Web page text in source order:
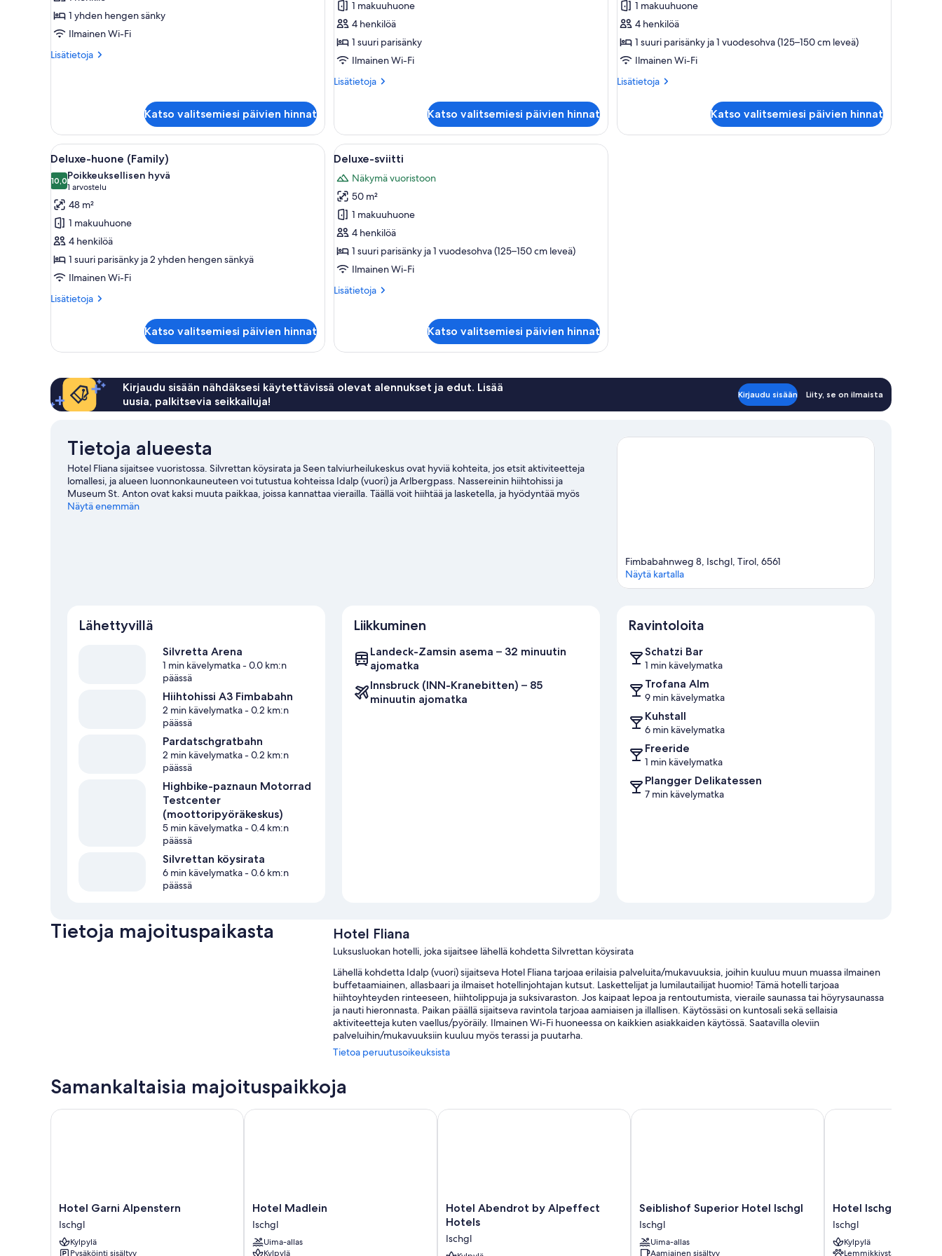
deluxe-
huone
1 yhden hengen sänky
Ilmainen Wi-Fi
Lisätietoja
Lisätietoja
Katso valitsemiesi päivien hinnat
classic-
huone
kuvat
1 makuuhuone
4 henkilöä
1 suuri parisänky
Ilmainen Wi-Fi
Lisätietoja
Lisätietoja
classic-
huone
Katso valitsemiesi päivien hinnat
deluxe-
huone
kuvat
1 makuuhuone
4 henkilöä
1 suuri parisänky ja 1 vuodesohva (125–150 cm leveä)
Ilmainen Wi-Fi
Lisätietoja
Lisätietoja
deluxe-
Katso valitsemiesi päivien hinnat
Avaa
kaikki
huonetyypin
Deluxe-
huone
(Family)
kuvat
Moderni makuuhuone, jossa on sänky, televisio, puinen lipasto ja työpöytä.
8
Deluxe-huone (Family)
10,010,0 kautta 10
Poikkeuksellisen hyvä
1 arvostelu
(1
arvostelu)
48 m²
1 makuuhuone
4 henkilöä
1 suuri parisänky ja 2 yhden hengen sänkyä
Ilmainen Wi-Fi
Lisätietoja
Lisätietoja
(Family)
Katso valitsemiesi päivien hinnat
Avaa
kaikki
huonetyypin
Deluxe-
sviitti
kuvat
Moderni hotellihuone, jossa on suuri sänky, työpöytä, televisio ja ikkuna, jossa on verhot.
16
Deluxe-sviitti
Näkymä vuoristoon
50 m²
1 makuuhuone
4 henkilöä
1 suuri parisänky ja 1 vuodesohva (125–150 cm leveä)
Ilmainen Wi-Fi
Lisätietoja
Lisätietoja
Katso valitsemiesi päivien hinnat
Kirjaudu sisään nähdäksesi käytettävissä olevat alennukset ja edut. Lisää
uusia, palkitsevia seikkailuja!
Kirjaudu sisään Liity, se on ilmaista
Tietoja alueesta
Hotel Fliana sijaitsee vuoristossa. Silvrettan köysirata ja Seen talviurheilukeskus ovat hyviä kohteita, jos etsit aktiviteetteja
lomallesi, ja alueen luonnonkauneuteen voi tutustua kohteissa Idalp (vuori) ja Arlbergpass. Nassereinin hiihtohissi ja
Museum St. Anton ovat kaksi muuta paikkaa, joissa kannattaa vierailla. Täällä voit hiihtää ja lasketella, ja hyödyntää myös
lumikenkäily- ja pulkkailumahdollisuuden.
Näytä enemmän
Fimbabahnweg 8, Ischgl, Tirol, 6561
Näytä kartalla
Lähettyvillä
Silvretta Arena
1 min kävelymatka- 0.0 km:n
päässä
Hiihtohissi A3 Fimbabahn
2 min kävelymatka- 0.2 km:n
päässä
Pardatschgratbahn
2 min kävelymatka- 0.2 km:n
päässä
Highbike-paznaun Motorrad
Testcenter
(moottoripyöräkeskus)
5 min kävelymatka- 0.4 km:n
päässä
Silvrettan köysirata
6 min kävelymatka- 0.6 km:n
päässä
Liikkuminen
Landeck-Zamsin asema – 32 minuutin
ajomatka
Innsbruck (INN-Kranebitten) – 85
minuutin ajomatka
Ravintoloita
Schatzi Bar
1 min kävelymatka
Trofana Alm
9 min kävelymatka
Kuhstall
6 min kävelymatka
Freeride
1 min kävelymatka
Plangger Delikatessen
7 min kävelymatka
Tietoja majoituspaikasta Hotel Fliana
Luksusluokan hotelli, joka sijaitsee lähellä kohdetta Silvrettan köysirata
Lähellä kohdetta Idalp (vuori) sijaitseva Hotel Fliana tarjoaa erilaisia palveluita/mukavuuksia, joihin kuuluu muun muassa ilmainen
buffetaamiainen, allasbaari ja ilmaiset hotellinjohtajan kutsut. Laskettelijat ja lumilautailijat huomio! Tämä hotelli tarjoaa
hiihtoyhteyden rinteeseen, hiihtolippuja ja suksivaraston. Jos kaipaat lepoa ja rentoutumista, vieraile saunassa tai höyrysaunassa
ja nauti hieronnasta. Paikan päällä sijaitseva ravintola tarjoaa aamiaisen ja illallisen. Käytössäsi on kuntosali sekä sellaisia
aktiviteetteja kuten vaellus/pyöräily. Ilmainen Wi-Fi huoneessa on kaikkien asiakkaiden käytössä. Saatavilla oleviin
palveluihin/mukavuuksiin kuuluu myös terassi ja puutarha.
Lisäksi asiakkailla on käytössään nämä edut:
Savuttomat tilat, kiertoajelu-/lippupalvelu ja ilmaiset sanomalehdet
Muihin palveluihin/mukavuuksiin lukeutuvat:
Kylpyhuoneet, joista löytyy suihkut ja hiustenkuivaajat
Tietoa peruutusoikeuksista
Samankaltaisia majoituspaikkoja
Hotel
Garni
Alpenstern
Ischgl
Hotel Garni Alpenstern
Ischgl
Kylpylä
Pysäköinti sisältyy
Hotel Garni Alpenstern
Hotel
Madlein
Ischgl
Hotel Madlein
Ischgl
Uima-allas
Kylpylä
Hotel Madlein
Hotel
Abendrot
Alpeffect
Hotel Abendrot by Alpeffect
Hotels
Ischgl
Hotel Abendrot by Alpeffect Hotels
Seiblishof
Superior
Hotel
Ischgl
Seiblishof Superior Hotel Ischgl
Ischgl
Uima-allas
Aamiainen sisältyy
Seiblishof Superior Hotel Ischgl
Hotel
Ischgl
Ischgl
Hotel Ischgl
Ischgl
Kylpylä
Lemmikkiystävällinen
Hotel Ischgl